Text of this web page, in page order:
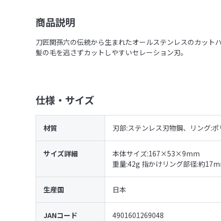
商品説明
刀匠関孫六の伝統から生まれたオールステンレスのカットハ
髪の毛を逃さずカットしやすいセレーション刃。
仕様・サイズ
材質 刃部:ステンレス刃物鋼、リング:
サイズ詳細
本体サイズ:167×53×9mm
重量:42g 指かけリング部径:約
生産国 日本
JANコード 4901601269048